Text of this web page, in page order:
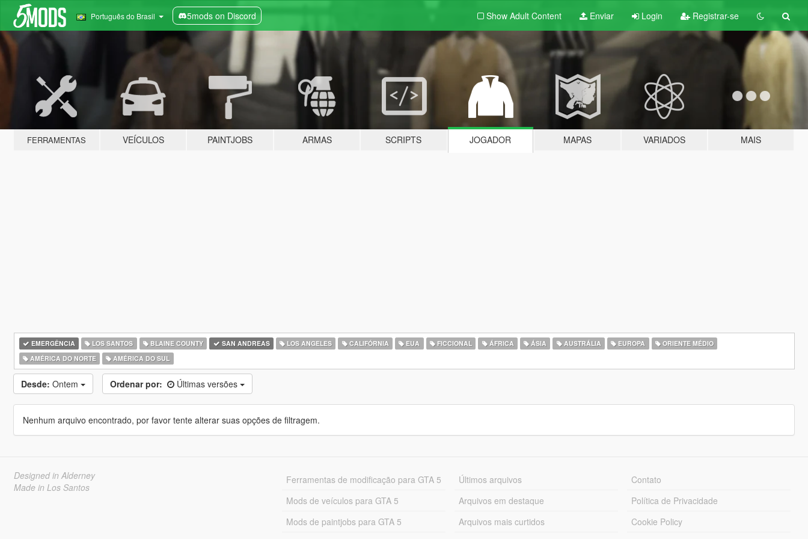
Português do Brasil 5mods on Discord Show Adult Content Enviar Login Registrar-se
FERRAMENTAS VEÍCULOS PAINTJOBS ARMAS SCRIPTS JOGADOR MAPAS VARIADOS MAIS
EMERGÊNCIA LOS SANTOS BLAINE COUNTY SAN ANDREAS LOS ANGELES CALIFÓRNIA EUA FICCIONAL ÁFRICA ÁSIA AUSTRÁLIA EUROPA
ORIENTE MÉDIO
AMÉRICA DO NORTE
AMÉRICA DO SUL
Desde: Ontem Ordenar por: Últimas versões
Nenhum arquivo encontrado, por favor tente alterar suas opções de filtragem.
Designed in Alderney
Made in Los Santos
Ferramentas de modificação para GTA 5
Mods de veículos para GTA 5
Mods de paintjobs para GTA 5
Últimos arquivos
Arquivos em destaque
Arquivos mais curtidos
Contato
Política de Privacidade
Cookie Policy